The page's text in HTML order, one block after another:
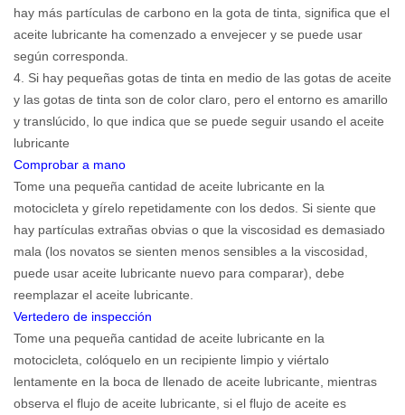
hay más partículas de carbono en la gota de tinta, significa que el
aceite lubricante ha comenzado a envejecer y se puede usar
según corresponda.
4. Si hay pequeñas gotas de tinta en medio de las gotas de aceite
y las gotas de tinta son de color claro, pero el entorno es amarillo
y translúcido, lo que indica que se puede seguir usando el aceite
lubricante
Comprobar a mano
Tome una pequeña cantidad de aceite lubricante en la
motocicleta y gírelo repetidamente con los dedos. Si siente que
hay partículas extrañas obvias o que la viscosidad es demasiado
mala (los novatos se sienten menos sensibles a la viscosidad,
puede usar aceite lubricante nuevo para comparar), debe
reemplazar el aceite lubricante.
Vertedero de inspección
Tome una pequeña cantidad de aceite lubricante en la
motocicleta, colóquelo en un recipiente limpio y viértalo
lentamente en la boca de llenado de aceite lubricante, mientras
observa el flujo de aceite lubricante, si el flujo de aceite es